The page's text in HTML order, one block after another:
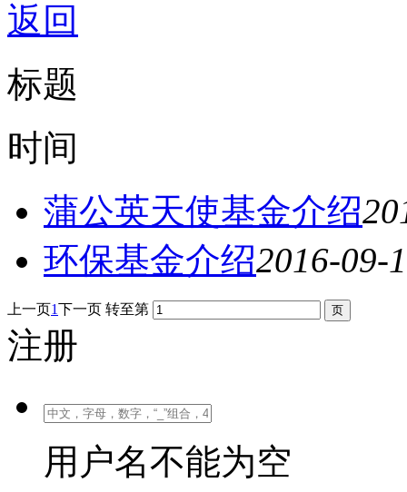
返回
标题
时间
蒲公英天使基金介绍
环保基金介绍2016-09-
上一页1下一页 转至第
注册
用户名不能为空